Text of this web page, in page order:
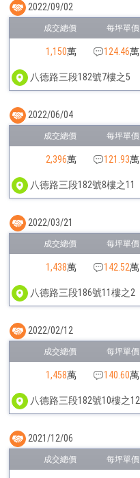
1,150萬 124.46萬
八德路三段182號7樓之5
2022/09/02
2,396萬 121.93萬
八德路三段182號8樓之11
2022/06/04
1,438萬 142.52萬
八德路三段186號11樓之2
2022/03/21
1,458萬 140.60萬
八德路三段182號10樓之12
2022/02/12
2021/12/06